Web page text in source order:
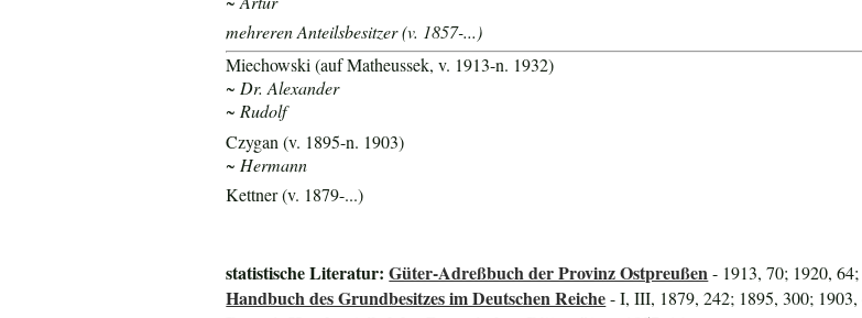
mehreren Anteilsbesitzer (v. 1857-...)
Miechowski (auf Matheussek, v. 1913-n. 1932)
~ Dr. Alexander
~ Rudolf
Czygan (v. 1895-n. 1903)
~ Hermann
Kettner (v. 1879-...)
statistische Literatur:Güter-Adreßbuch der Provinz Ostpreußen- 1913, 70; 1920,
Handbuch des Grundbesitzes im Deutschen Reiche- I, III, 1879, 242; 1895, 300; 1903,